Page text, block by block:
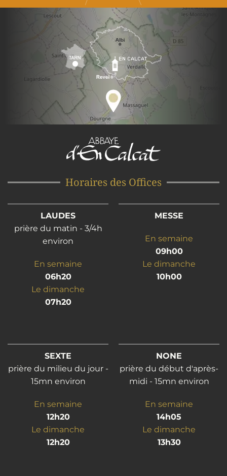
Horaires des Offices
LAUDES
prière du matin - 3/4h
environ
En semaine
06h20
Le dimanche
07h20
MESSE
En semaine
09h00
Le dimanche
10h00
SEXTE
prière du milieu du jour -
15mn environ
En semaine
12h20
Le dimanche
12h20
NONE
prière du début d'après-
midi - 15mn environ
En semaine
14h05
Le dimanche
13h30